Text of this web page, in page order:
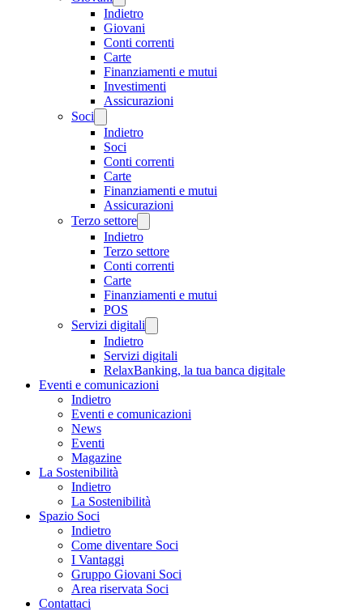
Indietro
Giovani
Conti correnti
Carte
Finanziamenti e mutui
Investimenti
Assicurazioni
Soci
Indietro
Soci
Conti correnti
Carte
Finanziamenti e mutui
Assicurazioni
Terzo settore
Indietro
Terzo settore
Conti correnti
Carte
Finanziamenti e mutui
POS
Servizi digitali
Indietro
Servizi digitali
RelaxBanking, la tua banca digitale
Eventi e comunicazioni
Indietro
Eventi e comunicazioni
News
Eventi
Magazine
La Sostenibilità
Indietro
La Sostenibilità
Spazio Soci
Indietro
Come diventare Soci
I Vantaggi
Gruppo Giovani Soci
Area riservata Soci
Contattaci